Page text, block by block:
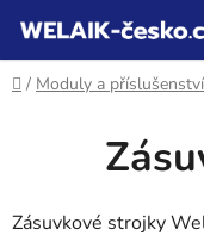
obsah
Domů
/ Moduly a příslušenství
Zásuvkové strojky